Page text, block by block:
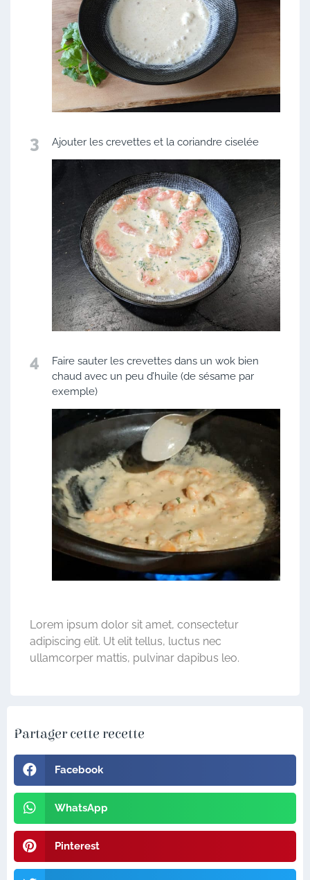
3 Ajouter les crevettes et la coriandre ciselée
4
Faire sauter les crevettes dans un wok bien
chaud avec un peu d’huile (de sésame par
exemple)
Lorem ipsum dolor sit amet, consectetur
adipiscing elit. Ut elit tellus, luctus nec
ullamcorper mattis, pulvinar dapibus leo.
Partager cette recette
Facebook
WhatsApp
Pinterest